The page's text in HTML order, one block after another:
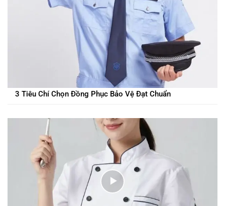
3 Tiêu Chí Chọn Đồng Phục Bảo Vệ Đạt Chuẩn